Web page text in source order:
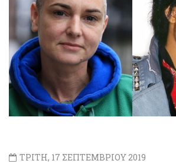
ΤΡΙΤΗ, 17 ΣΕΠΤΕΜΒΡΙΟΥ 2019